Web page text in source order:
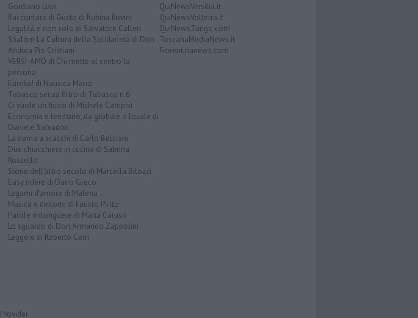
Gordiano Lupi
Raccontare di Gusto di Rubina Rovini
Legalità e non solo di Salvatore Calleri
Shalom La Cultura della Solidarietà di Don
Andrea Pio Cristiani
VERSI-AMO di Chi mette al centro la
persona
Eureka! di Nausica Manzi
Tabasco senza filtro di Tabasco n.6
Ci vuole un fisico di Michele Campisi
Economia e territorio, da globale a locale di
Daniele Salvadori
La dama a scacchi di Carlo Belciani
Due chiacchiere in cucina di Sabrina
Rossello
Storie dell'altro secolo di Marcella Bitozzi
Easy ridere di Dario Greco
Legami d'amore di Malena ...
Musica e dintorni di Fausto Pirìto
Parole milonguere di Maria Caruso
Lo sguardo di Don Armando Zappolini
Leggere di Roberto Cerri
QuiNewsVersilia.it
QuiNewsVolterra.it
QuiNewsTango.com
ToscanaMediaNews.it
Fiorentinanews.com
Provider